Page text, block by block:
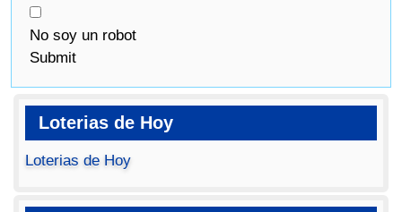
No soy un robot
Submit
Loterias de Hoy
Loterias de Hoy